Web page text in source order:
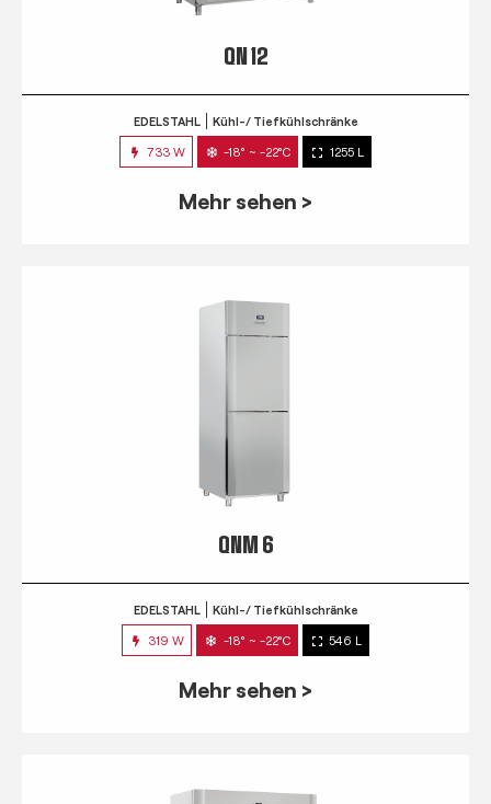
QN 12
EDELSTAHL Kühl-/ Tiefkühlschränke
733 W -18° ~ -22°C 1255 L
Mehr sehen >
QNM 6
EDELSTAHL Kühl-/ Tiefkühlschränke
319 W -18° ~ -22°C 546 L
Mehr sehen >